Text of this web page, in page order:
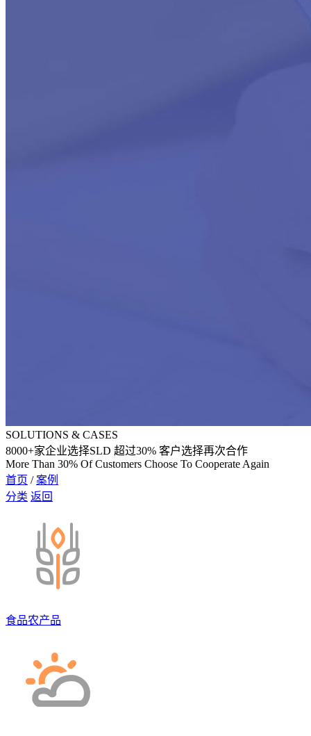
SOLUTIONS & CASES
8000+家企业选择SLD 超过30% 客户选择再次合作
More Than 30% Of Customers Choose To Cooperate Again
首页 /案例
分类 返回
食品农产品